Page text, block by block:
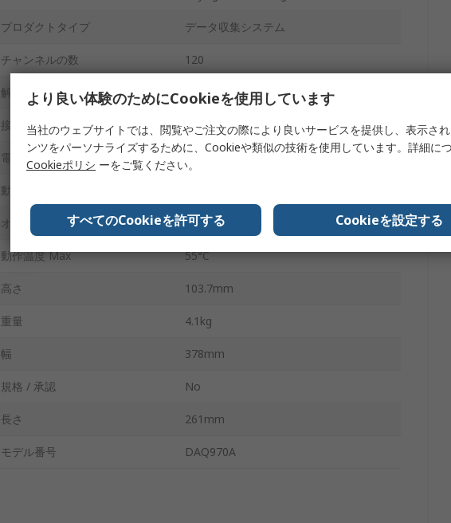
プロダクトタイプ データ収集システム
チャンネルの数 120
解像度 22 bit
接続性 USB
電源 主電源
動作温度 Min
オンボードメモリ 100kB
動作温度 Max 55°C
高さ 103.7mm
重量 4.1kg
幅 378mm
規格 / 承認 No
長さ 261mm
モデル番号 DAQ970A
より良い体験のためにCookieを使用しています
当社のウェブサイトでは、閲覧やご注文の際により良いサービスを提供し、表示さ
ンツをパーソナライズするために、Cookieや類似の技術を使用しています。詳細につ
Cookieポリシ ーをご覧ください。
すべてのCookieを許可する Cookieを設定する